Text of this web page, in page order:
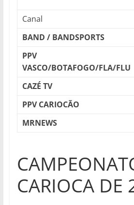
Canal
BAND / BANDSPORTS
PPV
VASCO/BOTAFOGO/FLA/FLU
CAZÉ TV
PPV CARIOCÃO
MRNEWS
CARIOCA DE